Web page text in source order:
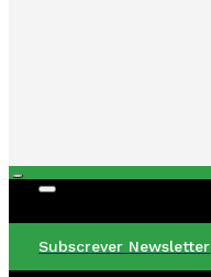
Subscrever Newsletter